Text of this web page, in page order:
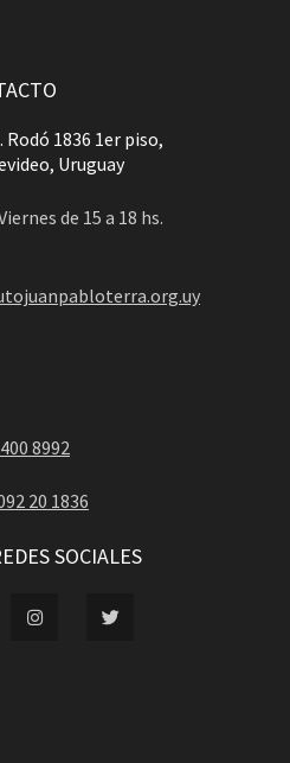
Rodó 1836 1er piso,
Uruguay
de 15 a 18 hs.
8992
20 1836
SOCIALES